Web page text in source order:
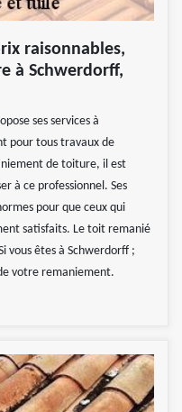
raisonnables,
à Schwerdorff,
ses services à
pour tous travaux de
de toiture, il est
à ce professionnel. Ses
pour que ceux qui
satisfaits. Le toit remanié
vous êtes à Schwerdorff ;
votre remaniement.